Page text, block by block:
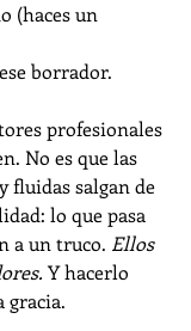
(haces un
borrador.
profesionales
No es que las
fluidas salgan de
lo que pasa
a un truco. Ellos
Y hacerlo
gracia.